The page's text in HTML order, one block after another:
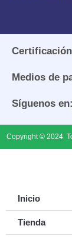
Medios de
Síguenos en:
Copyright © 2024
Inicio
Tienda